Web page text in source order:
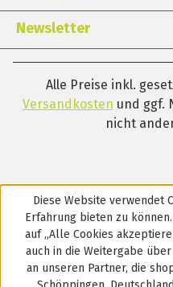
Newsletter
Alle Preise inkl.
Versandkosten und ggf.
nicht
Diese Website verwendet
Erfahrung bieten zu können.
auf „Alle Cookies
auch in die Weitergabe
an unseren Partner, die